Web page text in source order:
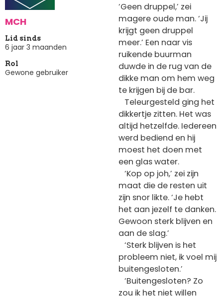
MCH
Lid sinds
6 jaar 3 maanden
Rol
Gewone gebruiker
‘Geen druppel,’ zei
magere oude man. ‘Jij
krijgt geen druppel
meer.’ Een naar vis
ruikende buurman
duwde in de rug van de
dikke man om hem weg
te krijgen bij de bar.
Teleurgesteld ging het
dikkertje zitten. Het was
altijd hetzelfde. Iedereen
werd bediend en hij
moest het doen met
een glas water.
‘Kop op joh,’ zei zijn
maat die de resten uit
zijn snor likte. ‘Je hebt
het aan jezelf te danken.
Gewoon sterk blijven en
aan de slag.’
‘Sterk blijven is het
probleem niet, ik voel mij
buitengesloten.’
‘Buitengesloten? Zo
zou ik het niet willen